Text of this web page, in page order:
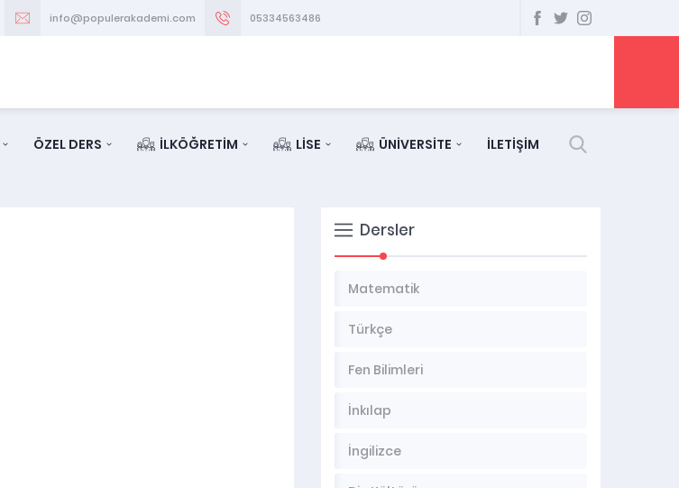
info@populerakademi.com 05334563486
ÖZEL DERS İLKÖĞRETİM LİSE ÜNİVERSİTE İLETİŞİM
Dersler
Matematik
Türkçe
Fen Bilimleri
İnkılap
İngilizce